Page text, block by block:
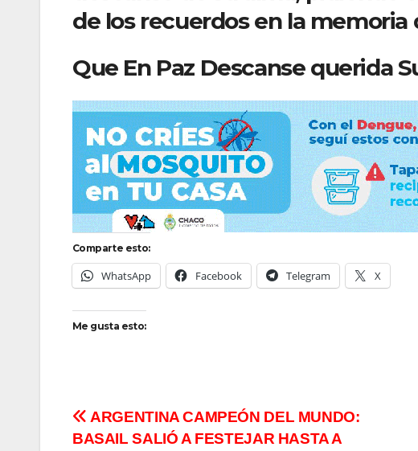
de los recuerdos en la memoria
Que En Paz Descanse querida
Comparte esto:
WhatsApp Facebook Telegram X
Me gusta esto:
Navegación
ARGENTINA CAMPEÓN DEL MUNDO:
BASAIL SALIÓ A FESTEJAR HASTA A